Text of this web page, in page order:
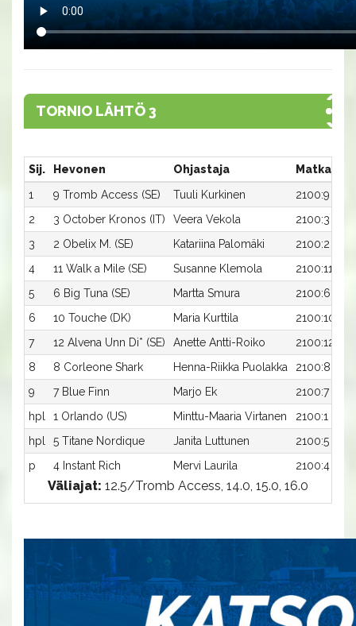
TORNIO LÄHTÖ 3
Sij. Hevonen Ohjastaja
1
9 Tromb Access (SE) Tuuli Kurkinen
2100:9
2
3 October Kronos (IT) Veera Vekola
2100:3
3
2 Obelix M. (SE) Katariina Palomäki
2100:2
4
11 Walk a Mile (SE) Susanne Klemola
2100:11
5
6 Big Tuna (SE) Martta Smura
2100:6
6
10 Touche (DK) Maria Kurttila
2100:10
7
12 Alvena Unn Di* (SE) Anette Antti-Roiko
2100:12
8
8 Corleone Shark Henna-Riikka Puolakka
2100:8
9
7 Blue Finn Marjo Ek
2100:7
hpl
1 Orlando (US) Minttu-Maaria Virtanen
2100:1
hpl
5 Titane Nordique Janita Luttunen
2100:5
p
4 Instant Rich Mervi Laurila 2100:4
Väliajat: 12.5/Tromb Access, 14.0, 15.0, 16.0